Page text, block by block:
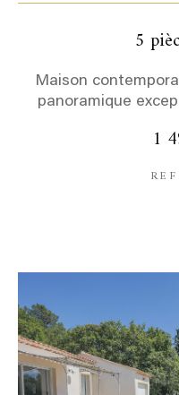
5
Maison
panoramique
1